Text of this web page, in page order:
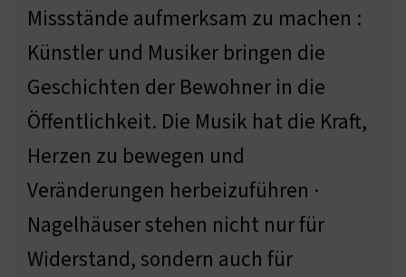
Missstände aufmerksam zu machen :
Künstler und Musiker bringen die
Geschichten der Bewohner in die
Öffentlichkeit. Die Musik hat die Kraft,
Herzen zu bewegen und
Veränderungen herbeizuführen ·
Nagelhäuser stehen nicht nur für
Widerstand, sondern auch für